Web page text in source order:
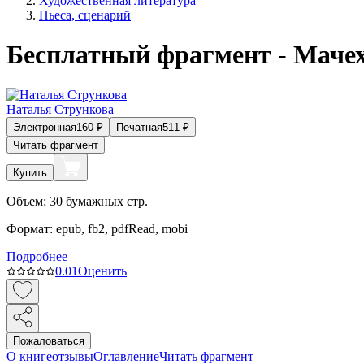
Пьеса, сценарий
Бесплатный фрагмент -
Наталья Стрункова
Электронная160 ₽ Печатная511 ₽
Читать фрагмент
Купить
Объем: 30 бумажных стр.
Формат: epub, fb2, pdfRead, mobi
Подробнее
0.01Оценить
Пожаловаться
О книгеотзывыОглавлениеЧитать фрагмент